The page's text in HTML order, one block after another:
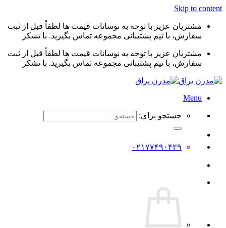
Skip to content
مشتریان عزیز با توجه به نوسانات قیمت ها لطفاً قبل از ثبت
سفارش، با تیم پشتیبانی مجموعه تماس بگیرید. با تشکر
مشتریان عزیز با توجه به نوسانات قیمت ها لطفاً قبل از ثبت
سفارش، با تیم پشتیبانی مجموعه تماس بگیرید. با تشکر
Menu
جستجو برای:
۰۲۱۷۷۴۹۰۴۲۹